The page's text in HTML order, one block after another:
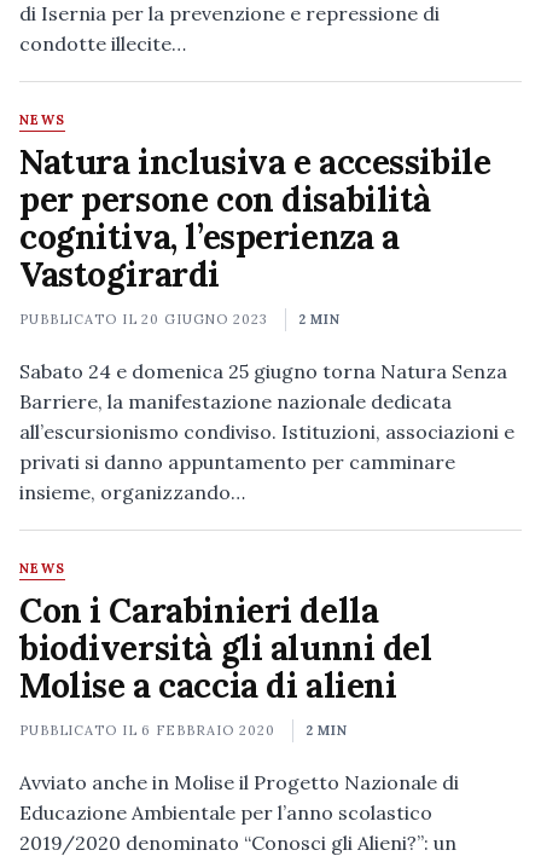
di Isernia per la prevenzione e repressione di
condotte illecite…
NEWS
Natura inclusiva e accessibile
per persone con disabilità
cognitiva, l’esperienza a
Vastogirardi
PUBBLICATO IL20 GIUGNO 2023 2 MIN
Sabato 24 e domenica 25 giugno torna Natura Senza
Barriere, la manifestazione nazionale dedicata
all’escursionismo condiviso. Istituzioni, associazioni e
privati si danno appuntamento per camminare
insieme, organizzando…
NEWS
Con i Carabinieri della
biodiversità gli alunni del
Molise a caccia di alieni
PUBBLICATO IL 6 FEBBRAIO 2020 2 MIN
Avviato anche in Molise il Progetto Nazionale di
Educazione Ambientale per l’anno scolastico
2019/2020 denominato “Conosci gli Alieni?”: un